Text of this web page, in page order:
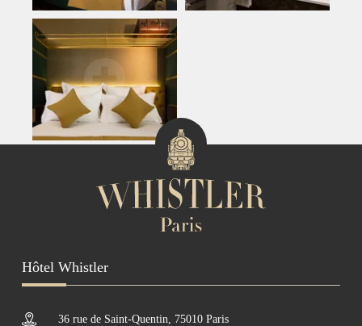
Hôtel Whistler
36 rue de Saint-Quentin, 75010 Paris